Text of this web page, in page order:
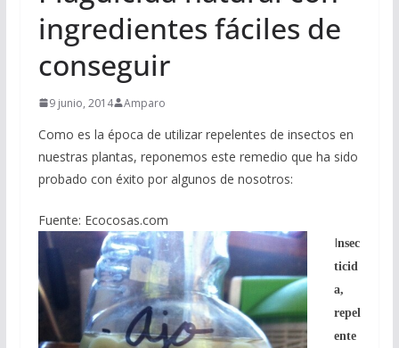
ingredientes fáciles de
conseguir
9 junio, 2014 Amparo
Como es la época de utilizar repelentes de insectos en
nuestras plantas, reponemos este remedio que ha sido
probado con éxito por algunos de nosotros:
Fuente: Ecocosas.com
Insec
ticid
a,
repel
ente